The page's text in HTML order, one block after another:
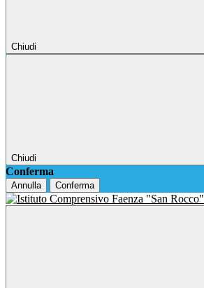
Chiudi
Chiudi
Conferma
Annulla Conferma